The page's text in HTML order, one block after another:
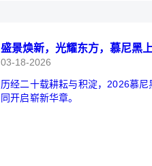
盛景焕新，光耀东方，慕尼黑
03-18-2026
历经二十载耕耘与积淀，2026慕
同开启崭新华章。